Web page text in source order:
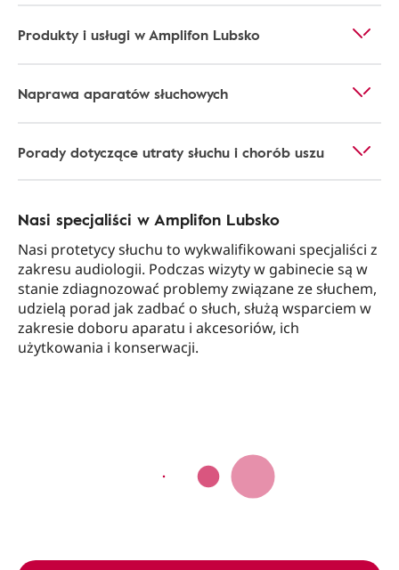
Produkty i usługi w Amplifon Lubsko
Naprawa aparatów słuchowych
Porady dotyczące utraty słuchu i chorób uszu
Nasi specjaliści w Amplifon Lubsko
Nasi protetycy słuchu to wykwalifikowani specjaliści z
zakresu audiologii. Podczas wizyty w gabinecie są w
stanie zdiagnozować problemy związane ze słuchem,
udzielą porad jak zadbać o słuch, służą wsparciem w
zakresie doboru aparatu i akcesoriów, ich
użytkowania i konserwacji.